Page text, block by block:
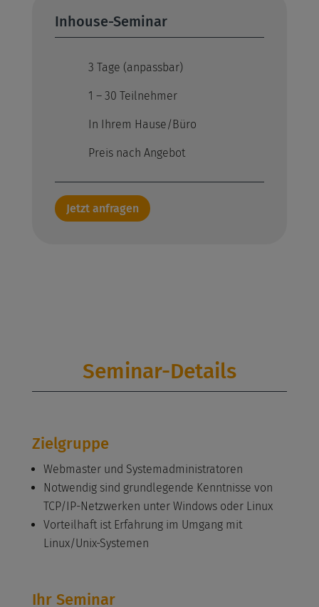
Inhouse-Seminar
3 Tage (anpassbar)
1 – 30 Teilnehmer
In Ihrem Hause/Büro
Preis nach Angebot
Jetzt anfragen
Seminar-Details
Zielgruppe
Webmaster und Systemadministratoren
Notwendig sind grundlegende Kenntnisse von
TCP/IP-Netzwerken unter Windows oder Linux
Vorteilhaft ist Erfahrung im Umgang mit
Linux/Unix-Systemen
Ihr Seminar